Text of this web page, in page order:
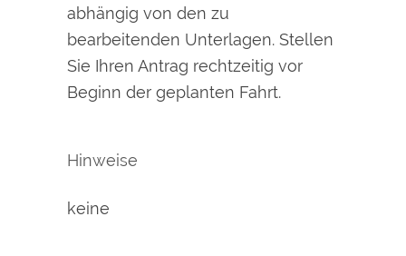
abhängig von den zu
bearbeitenden Unterlagen. Stellen
Sie Ihren Antrag rechtzeitig vor
Beginn der geplanten Fahrt.
Hinweise
keine